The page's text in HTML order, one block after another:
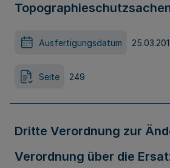
Ausfertigungsdatum
Seite 249
Dritte Verordnung zur
Verordnung über die